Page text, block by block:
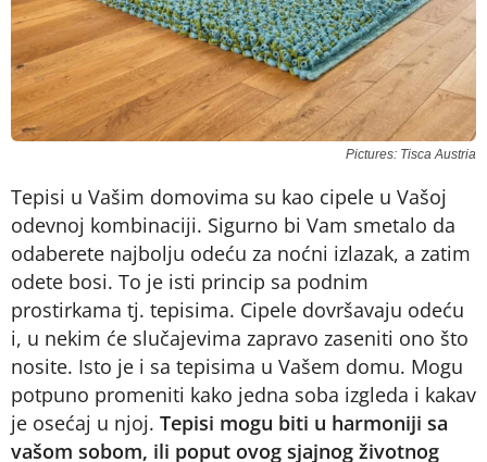
Pictures: Tisca Austria
Tepisi u Vašim domovima su kao cipele u Vašoj
odevnoj kombinaciji. Sigurno bi Vam smetalo da
odaberete najbolju odeću za noćni izlazak, a zatim
odete bosi. To je isti princip sa podnim
prostirkama tj. tepisima. Cipele dovršavaju odeću
i, u nekim će slučajevima zapravo zaseniti ono što
nosite. Isto je i sa tepisima u Vašem domu. Mogu
potpuno promeniti kako jedna soba izgleda i kakav
je osećaj u njoj. Tepisi mogu biti u harmoniji sa
vašom sobom, ili poput ovog sjajnog životnog